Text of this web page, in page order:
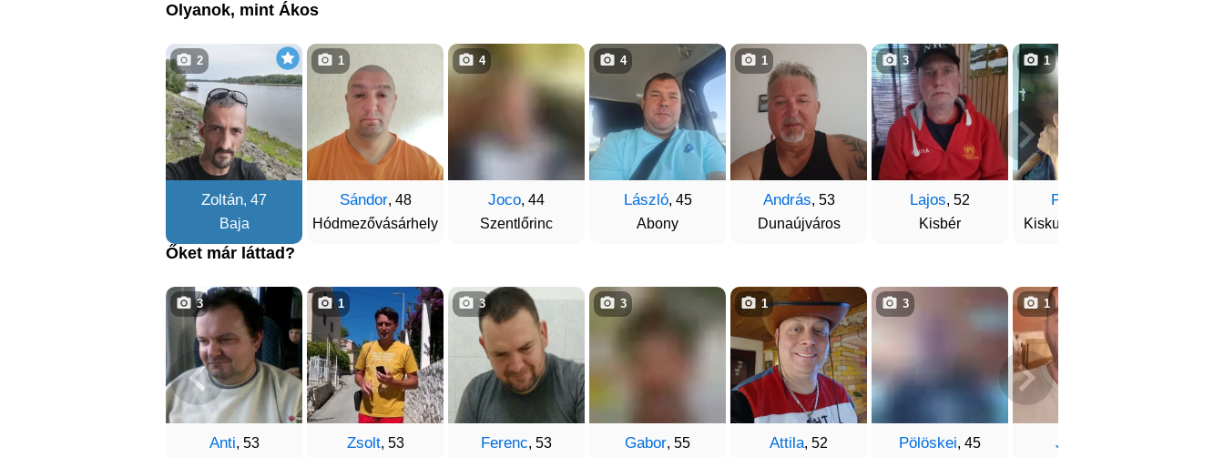
Olyanok, mint Ákos
Zoltán, 47
Baja
2
Sándor, 48
Hódmezővásárhely
1
Joco, 44
Szentlőrinc
4
László, 45
Abony
4
András, 53
Dunaújváros
1
Lajos, 52
Kisbér
3
Péter
Kiskunfélegyháza
1
Őket már láttad?
Anti, 53
3
Zsolt, 53
1
Ferenc, 53
3
Gabor, 55
3
Attila, 52
1
Pölöskei, 45
3
Joci
1